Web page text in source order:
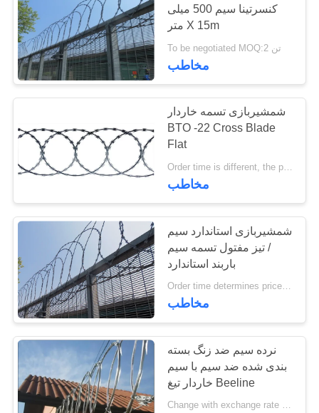
درخواست
نقل
قول سیم خاردار تیغ
سیم تیغه گالوانیزه
سیم تیغ روکش دار
PVC
13
کنسرتینا سیم 500 میلی
متر X 15m
To be negotiated MOQ:2 تن
مخاطب
شمشیربازی تسمه خاردار
BTO -22 Cross Blade
Flat
Order time is different, the price is different MOQ:6 تن
مخاطب
شمشیربازی استاندارد سیم
/ تیز مفتول تسمه سیم
باربند استاندارد
Order time determines price MOQ:0.2 تن
مخاطب
نرده سیم ضد زنگ بسته
بندی شده ضد سیم با سیم
خاردار تیغ Beeline
Change with exchange rate MOQ:3 تن